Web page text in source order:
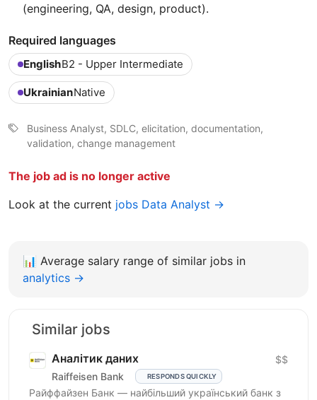
(engineering, QA, design, product).
Required languages
EnglishB2 - Upper Intermediate
UkrainianNative
Business Analyst, SDLC, elicitation, documentation,
validation, change management
The job ad is no longer active
Look at the current jobs Data Analyst →
📊 Average salary range of similar jobs in
analytics →
Similar jobs
Аналітик даних
Raiffeisen Bank RESPONDS QUICKLY
$$
Райффайзен Банк — найбільший український банк з